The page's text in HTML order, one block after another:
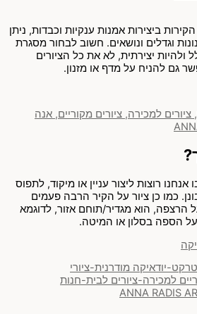
ביצירות אמנות ענקיות וכבדות, ניתן
וגדלים ונושאים. חשוב לבחור מסגרת
ולהיות יצירתית, לא את כל הציורים
גם להניח על מדף או מזנון.
רוצות ליצור עניין או מיקוד, לתפוס
כמו כן ציור על הקיר הרבה פעמים
הרצפה, הוא מגדיר/תוחם אזור, לדוגמא
הספה בסלון או המיטה.